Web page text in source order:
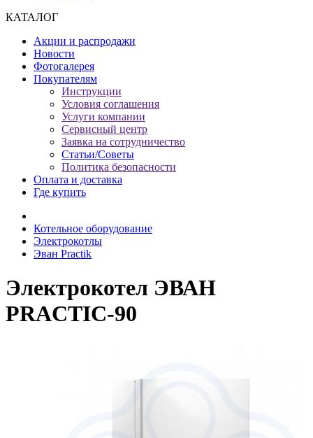
КАТАЛОГ
Акции и распродажи
Новости
Фотогалерея
Покупателям
Инструкции
Условия соглашения
Услуги компании
Сервисный центр
Заявка на сотрудничество
Статьи/Советы
Политика безопасности
Оплата и доставка
Где купить
Котельное оборудование
Электрокотлы
Эван Practik
Электрокотел ЭВАН
PRACTIC-90